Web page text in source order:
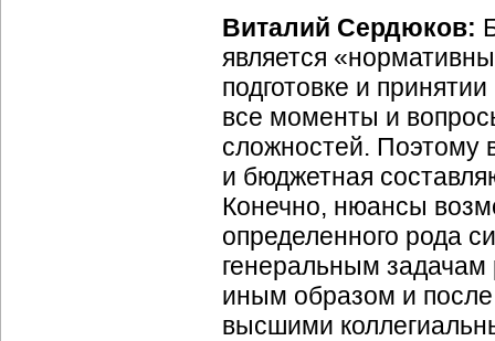
Виталий Сердюков:
является
подготовке и
все моменты и
сложностей. Поэтому
и бюджетная
Конечно, нюансы
определенного рода
генеральным задачам
иным образом и
высшими